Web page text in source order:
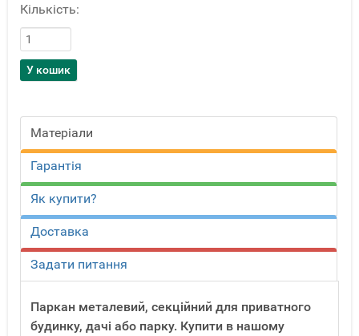
Кількість:
Матеріали
Гарантія
Як купити?
Доставка
Задати питання
Паркан металевий, секційний для приватного
будинку, дачі або парку. Купити в нашому